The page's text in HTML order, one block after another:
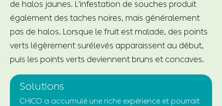
de halos jaunes. L'infestation de souches produit
également des taches noires, mais généralement
pas de halos. Lorsque le fruit est malade, des points
verts légèrement surélevés apparaissent au début,
puis les points verts deviennent bruns et concaves.
Solutions
CHICO a accumulé une riche expérience et pourrait